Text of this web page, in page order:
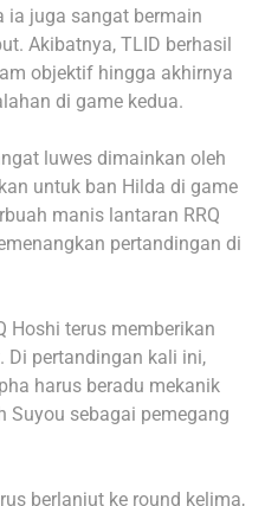
ia juga sangat bermain
Akibatnya, TLID berhasil
objektif hingga akhirnya
di game kedua.
luwes dimainkan oleh
untuk ban Hilda di game
manis lantaran RRQ
pertandingan di
Hoshi terus memberikan
Di pertandingan kali ini,
harus beradu mekanik
Suyou sebagai pemegang
berlanjut ke round kelima,